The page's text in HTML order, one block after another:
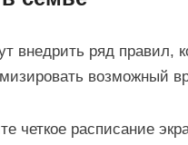
внедрить ряд правил,
возможный
четкое расписание